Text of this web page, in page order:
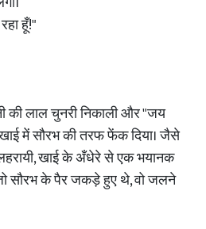
हूँ!"
की लाल चुनरी निकाली और "जय
में सौरभ की तरफ फेंक दिया। जैसे
लहरायी, खाई के अँधेरे से एक भयानक
सौरभ के पैर जकड़े हुए थे, वो जलने